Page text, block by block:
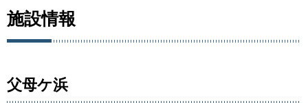
施設情報
父母ケ浜